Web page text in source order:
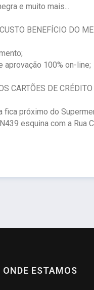
e muito mais...
BENEFÍCIO DO
aprovação 100% on-line;
CARTÕES DE
fica próximo do
esquina com a Rua
ONDE ESTAMOS